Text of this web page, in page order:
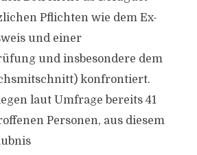
Pflichten wie dem Ex-
und einer
und insbesondere dem
konfrontiert.
laut Umfrage bereits 41
Personen, aus diesem